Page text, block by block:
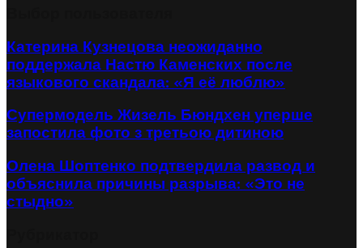
Катерина Кузнецова неожиданно
поддержала Настю Каменских после
языкового скандала: «Я её люблю»
Супермодель Жизель Бюндхен уперше
запостила фото з третьою дитиною
Олена Шоптенко подтвердила развод и
объяснила причины разрыва: «Это не
стыдно»